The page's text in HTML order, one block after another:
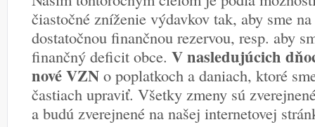
čiastočné zníženie výdavkov tak, aby sme
dostatočnou finančnou rezervou, resp. aby
finančný deficit obce. V nasledujúcich
nové VZNo poplatkoch a daniach, ktoré
častiach upraviť. Všetky zmeny sú
a budú zverejnené na našej internetovej